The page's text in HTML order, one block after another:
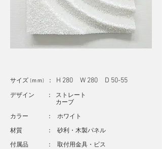
サイズ (ｍｍ) ： H 280 W 280 D 50-55
デザイン ： ストレート
カーブ
カラー ： ホワイト
材質 ： 砂利・木製パネル
付属品 ： 取付用金具・ビス